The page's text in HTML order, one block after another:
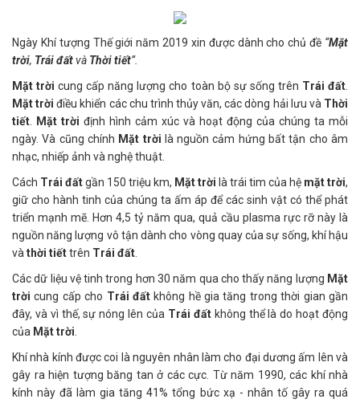
Ngày Khí tượng Thế giới năm 2019 xin được dành cho chủ đề “Mặt
trời, Trái đấtvà Thời tiết”.
Mặt trời cung cấp năng lượng cho toàn bộ sự sống trên Trái đất
Mặt trời điều khiển các chu trình thủy văn, các dòng hải lưu và Thời
tiết
Mặt trời định hình cảm xúc và hoạt động của chúng ta mỗi
ngày. Và cũng chính Mặt trời là nguồn cảm hứng bất tận cho âm
nhạc, nhiếp ảnh và nghệ thuật.
Cách Trái đấtgần 150 triệu km, Mặt trời là trái tim của hệ mặt trời,
giữ cho hành tinh của chúng ta ấm áp để các sinh vật có thể phát
triển mạnh mẽ. Hơn 4,5 tỷ năm qua, quả cầu plasma rực rỡ này là
nguồn năng lượng vô tận dành cho vòng quay của sự sống, khí hậu
và thời tiếttrên Trái đất
Các dữ liệu vệ tinh trong hơn 30 năm qua cho thấy năng lượng Mặt
trời cung cấp cho Trái đấtkhông hề gia tăng trong thời gian gần
đây, và vì thế, sự nóng lên của Trái đấtkhông thể là do hoạt động
của Mặt trời
Khí nhà kính được coi là nguyên nhân làm cho đại dương ấm lên và
gây ra hiện tượng băng tan ở các cực. Từ năm 1990, các khí nhà
kính này đã làm gia tăng 41% tổng bức xạ - nhân tố gây ra quá